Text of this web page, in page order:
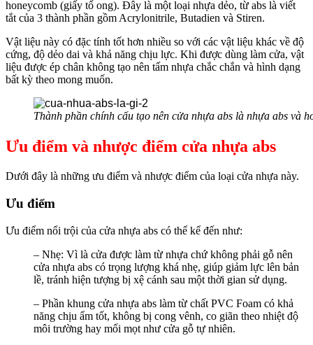
honeycomb (giấy tổ ong). Đây là một loại nhựa dẻo, từ abs là viết
tắt của 3 thành phần gồm Acrylonitrile, Butadien và Stiren.
Vật liệu này có đặc tính tốt hơn nhiều so với các vật liệu khác về độ
cứng, độ dẻo dai và khả năng chịu lực. Khi được dùng làm cửa, vật
liệu được ép chân không tạo nên tấm nhựa chắc chắn và hình dạng
bất kỳ theo mong muốn.
Thành phần chính cấu tạo nên cửa nhựa abs là nhựa abs và
Ưu điểm và nhược điểm cửa nhựa abs
Dưới đây là những ưu điểm và nhược điểm của loại cửa nhựa này.
Ưu điểm
Ưu điểm nổi trội của cửa nhựa abs có thể kể đến như:
– Nhẹ: Vì là cửa được làm từ nhựa chứ không phải gỗ nên
cửa nhựa abs có trọng lượng khá nhẹ, giúp giảm lực lên bản
lề, tránh hiện tượng bị xệ cánh sau một thời gian sử dụng.
– Phần khung cửa nhựa abs làm từ chất PVC Foam có khả
năng chịu ẩm tốt, không bị cong vênh, co giãn theo nhiệt độ
môi trường hay mối mọt như cửa gỗ tự nhiên.